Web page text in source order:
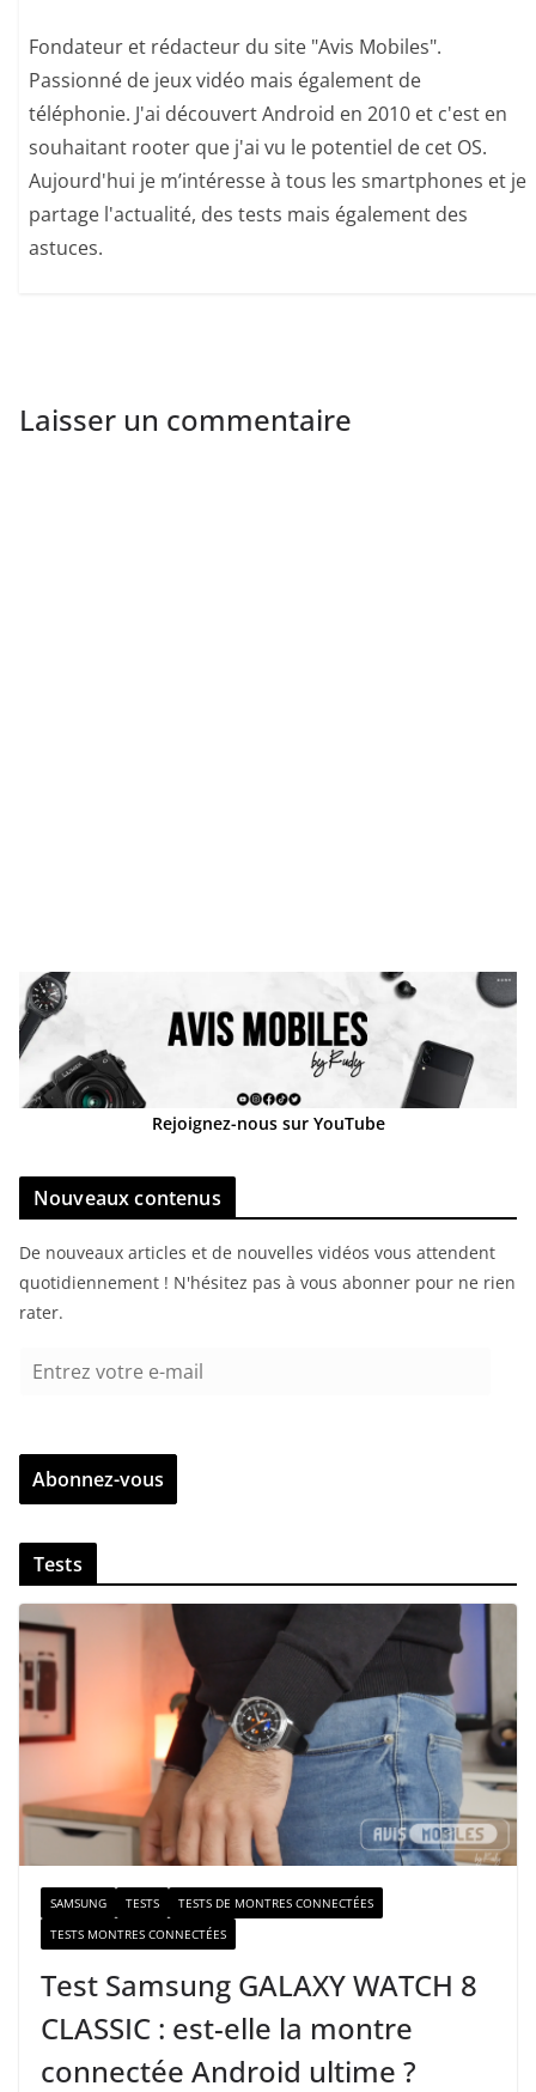
Fondateur et rédacteur du site "Avis Mobiles".
Passionné de jeux vidéo mais également de
téléphonie. J'ai découvert Android en 2010 et c'est en
souhaitant rooter que j'ai vu le potentiel de cet OS.
Aujourd'hui je m’intéresse à tous les smartphones et je
partage l'actualité, des tests mais également des
astuces.
Laisser un commentaire
Rejoignez-nous sur YouTube
Nouveaux contenus
De nouveaux articles et de nouvelles vidéos vous attendent
quotidiennement ! N'hésitez pas à vous abonner pour ne rien
rater.
r
z
v
t
r
e
e
m
i
Abonnez-vous
Tests
SAMSUNG TESTS
TESTS DE MONTRES CONNECTÉES
TESTS MONTRES CONNECTÉES
Test Samsung GALAXY WATCH 8
CLASSIC : est-elle la montre
connectée Android ultime ?